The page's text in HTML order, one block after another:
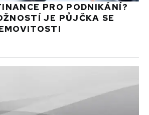
PRO PODNIKÁNÍ?
JE PŮJČKA SE